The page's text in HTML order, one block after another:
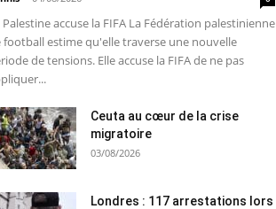
Palestine accuse la FIFA La Fédération palestinienne
football estime qu'elle traverse une nouvelle
de tensions. Elle accuse la FIFA de ne pas
Ceuta au cœur de la crise
migratoire
03/08/2026
Londres : 117 arrestations lors